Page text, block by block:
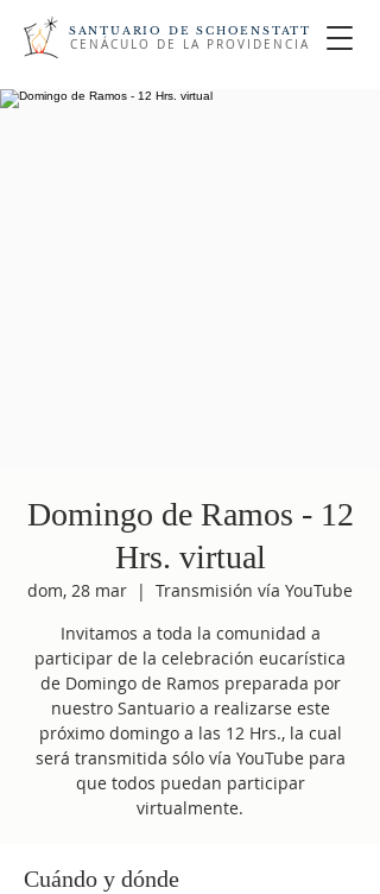
SANTUARIO DE SCHOENSTATT
CENÁCULO DE LA PROVIDENCIA
Domingo de Ramos - 12
Hrs. virtual
dom, 28 mar
  |
Transmisión vía YouTube
Invitamos a toda la comunidad a
participar de la celebración eucarística
de Domingo de Ramos preparada por
nuestro Santuario a realizarse este
próximo domingo a las 12 Hrs., la cual
será transmitida sólo vía YouTube para
que todos puedan participar
virtualmente.
Cuándo y dónde